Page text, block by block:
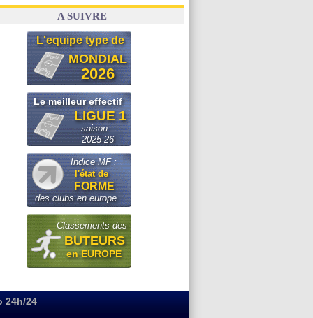
: le conseiller d'Infantino démissionne !
A SUIVRE
L'equipe type de
MONDIAL
2026
Le meilleur effectif
LIGUE 1
saison
2025-26
Indice MF :
l'état de
FORME
des clubs en europe
Classements des
BUTEURS
en EUROPE
24h/24